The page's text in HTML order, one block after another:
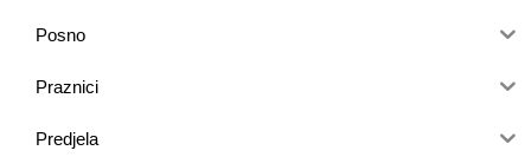
Posno
Praznici
Predjela